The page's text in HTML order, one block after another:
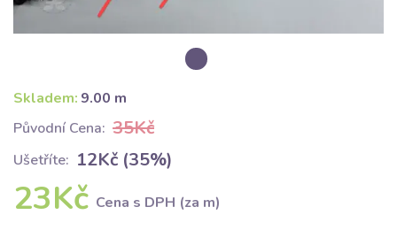
Skladem: 9.00 m
Původní Cena: 35Kč
Ušetříte: 12Kč (35%)
23Kč Cena s DPH (za m)